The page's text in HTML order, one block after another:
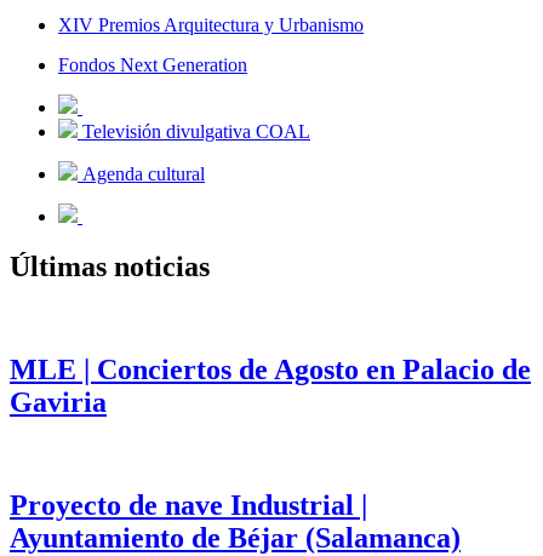
XIV Premios Arquitectura y Urbanismo
Fondos Next Generation
Televisión divulgativa COAL
Agenda cultural
Últimas noticias
MLE | Conciertos de Agosto en Palacio de
Gaviria
Proyecto de nave Industrial |
Ayuntamiento de Béjar (Salamanca)